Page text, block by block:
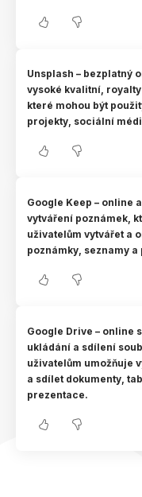
Unsplash – bezplatný
vysoké kvalitní,
které mohou být
projekty, sociální
Google Keep – online
vytváření poznámek,
uživatelům vytvářet a
poznámky, seznamy a
Google Drive – online
ukládání a sdílení
uživatelům umožňuje
a sdílet dokumenty,
prezentace.